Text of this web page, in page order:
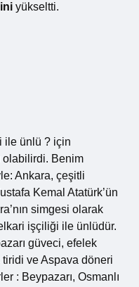
yükseltti.
ile ünlü ? için
olabilirdi. Benim
Ankara, çeşitli
Kemal Atatürk’ün
simgesi olarak
işçiliği ile ünlüdür.
güveci, efelek
tiridi ve Aspava döneri
: Beypazarı, Osmanlı